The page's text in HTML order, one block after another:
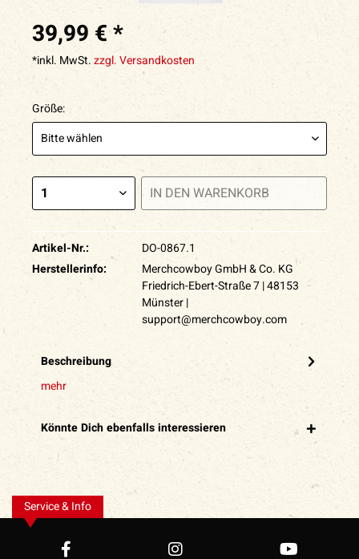
39,99 € *
*inkl. MwSt.zzgl. Versandkosten
Größe:
IN DEN WARENKORB
Artikel-Nr.:
DO-0867.1
Herstellerinfo:
Merchcowboy GmbH & Co. KG
Friedrich-Ebert-Straße 7 | 48153
Münster |
support@merchcowboy.com
Beschreibung
mehr
Könnte Dich ebenfalls interessieren
Service & Info